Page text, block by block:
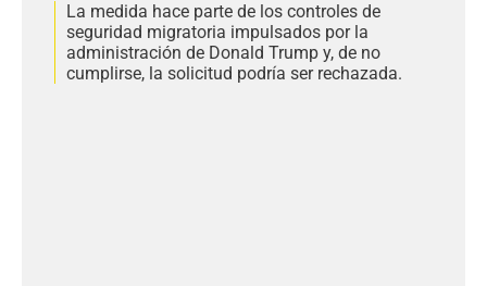
La medida hace parte de los controles de
seguridad migratoria impulsados por la
administración de Donald Trump y, de no
cumplirse, la solicitud podría ser rechazada.